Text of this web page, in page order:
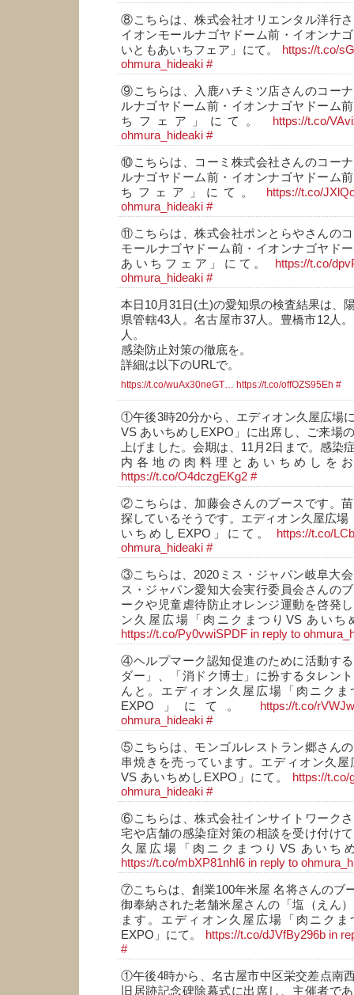
⑧こちらは、株式会社オリエンタル洋行
イオンモールナゴヤドーム前・イオンナ
いともあいちフェア」にて。
https://t.co/
ohmura_hideaki #
⑨こちらは、入鹿ハチミツ店さんのコー
ルナゴヤドーム前・イオンナゴヤドーム
ちフェア」にて。
https://t.co/
ohmura_hideaki #
⑩こちらは、コーミ株式会社さんのコー
ルナゴヤドーム前・イオンナゴヤドーム
ちフェア」にて。
https://t.co/
ohmura_hideaki #
⑪こちらは、株式会社ポンとらやさんの
モールナゴヤドーム前・イオンナゴヤド
あいちフェア」にて。
https://t.co/
ohmura_hideaki #
本日10月31日(土)の愛知県の検査結果は、
県管轄43人。名古屋市37人。豊橋市12人
人。
感染防止対策の徹底を。
詳細は以下のURLで。
https://t.co/wuAx30neGT… https://t.co/offOZS95Eh #
①午後3時20分から、エディオン久屋広場
VS あいちめしEXPO」に出席し、ご来場
上げました。会期は、11月2日まで。感染
内各地の肉料理とあいちめしを
https://t.co/O4dczgEKg2 #
②こちらは、加藤会さんのブースです。
探しているそうです。エディオン久屋広場
いちめしEXPO」にて。
https://t.co/
ohmura_hideaki #
③こちらは、2020ミス・ジャパン岐阜大
ス・ジャパン愛知大会実行委員会さんの
ークや児童虐待防止オレンジ運動を啓発
ン久屋広場「肉ニクまつりVS あいち
https://t.co/Py0vwiSPDF in reply to
④ヘルプマーク認知促進のために活動す
ダー」、「消ドク博士」に扮するタレン
んと。エディオン久屋広場「肉ニクま
EXPO」にて。
https://t.co/
ohmura_hideaki #
⑤こちらは、モンゴルレストラン郷さん
串焼きを売っています。エディオン久
VS あいちめしEXPO」にて。
https://t.co/
ohmura_hideaki #
⑥こちらは、株式会社インサイトワーク
宅や店舗の感染症対策の相談を受け付け
久屋広場「肉ニクまつりVS あいち
https://t.co/mbXP81nhI6 in reply to
⑦こちらは、創業100年米屋 名将さんのブ
御奉納された老舗米屋さんの「塩（えん
ます。エディオン久屋広場「肉ニクま
EXPO」にて。
https://t.co/dJVfBy296b in
#
①午後4時から、名古屋市中区栄交差点南
旧居跡記念碑除幕式に出席し、主催者で